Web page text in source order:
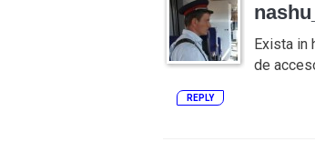
Exista in
de
REPLY